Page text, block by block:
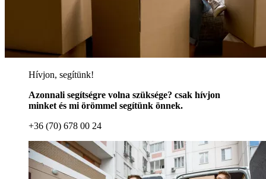
Hívjon, segítünk!
Azonnali segítségre volna szüksége? csak hívjon
minket és mi örömmel segítünk önnek.
+36 (70) 678 00 24